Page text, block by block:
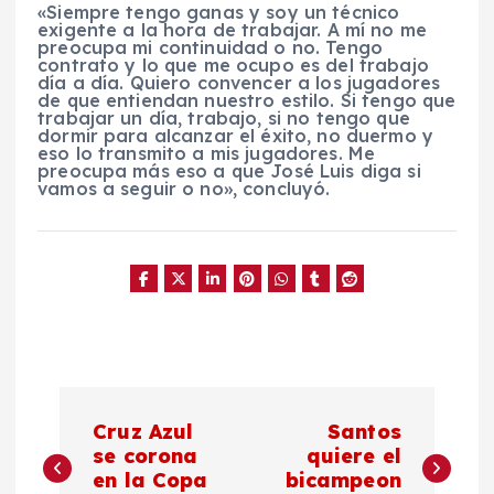
«Siempre tengo ganas y soy un técnico
exigente a la hora de trabajar. A mí no me
preocupa mi continuidad o no. Tengo
contrato y lo que me ocupo es del trabajo
día a día. Quiero convencer a los jugadores
de que entiendan nuestro estilo. Si tengo que
trabajar un día, trabajo, si no tengo que
dormir para alcanzar el éxito, no duermo y
eso lo transmito a mis jugadores. Me
preocupa más eso a que José Luis diga si
vamos a seguir o no», concluyó.
a
Cruz Azul
se corona
en la Copa
Santos
quiere el
bicampeon